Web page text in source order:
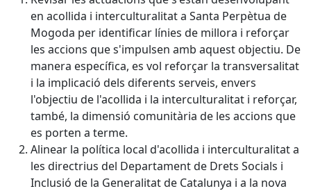
en acollida i interculturalitat a Santa Perpètua de
Mogoda per identificar línies de millora i reforçar
les accions que s'impulsen amb aquest objectiu. De
manera específica, es vol reforçar la transversalitat
i la implicació dels diferents serveis, envers
l'objectiu de l'acollida i la interculturalitat i reforçar,
també, la dimensió comunitària de les accions que
es porten a terme.
Alinear la política local d'acollida i interculturalitat a
les directrius del Departament de Drets Socials i
Inclusió de la Generalitat de Catalunya i a la nova